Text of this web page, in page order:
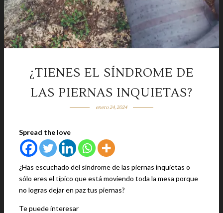
¿TIENES EL SÍNDROME DE
LAS PIERNAS INQUIETAS?
enero 24, 2024
Spread the love
¿Has escuchado del síndrome de las piernas inquietas o
sólo eres el típico que está moviendo toda la mesa porque
no logras dejar en paz tus piernas?
Te puede interesar